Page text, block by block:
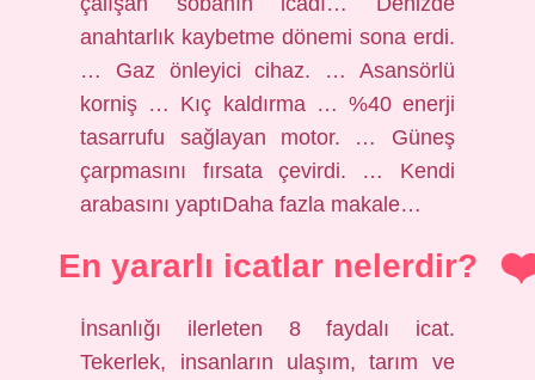
anahtarlık kaybetme dönemi sona erdi.
… Gaz önleyici cihaz. … Asansörlü
korniş … Kıç kaldırma … %40 enerji
tasarrufu sağlayan motor. … Güneş
çarpmasını fırsata çevirdi. … Kendi
arabasını yaptıDaha fazla makale…
En yararlı icatlar nelerdir?
İnsanlığı ilerleten 8 faydalı icat.
Tekerlek, insanların ulaşım, tarım ve